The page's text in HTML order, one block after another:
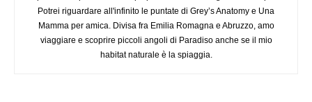
Potrei riguardare all'infinito le puntate di Grey’s Anatomy e Una
Mamma per amica. Divisa fra Emilia Romagna e Abruzzo, amo
viaggiare e scoprire piccoli angoli di Paradiso anche se il mio
habitat naturale è la spiaggia.